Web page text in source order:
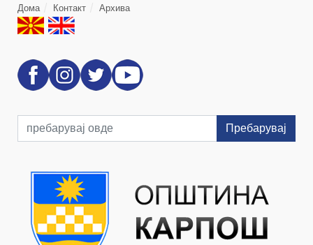
Дома Контакт Архива
Пребарувај